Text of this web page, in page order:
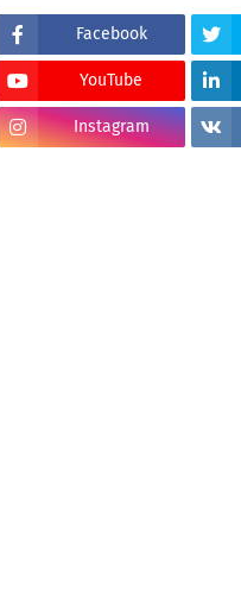
Facebook
YouTube
Instagram